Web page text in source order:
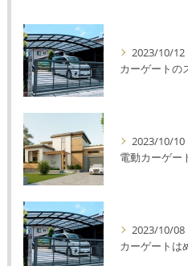
2023/10/12
2023/10/10
2023/10/08